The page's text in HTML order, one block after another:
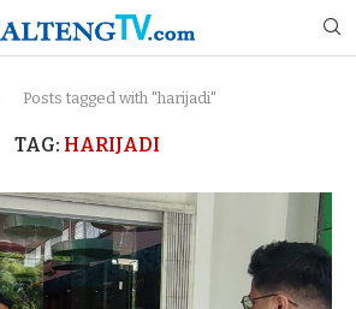
Posts tagged with "harijadi"
TAG: HARIJADI